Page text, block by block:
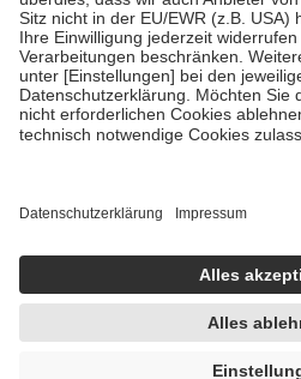
mit Ausnahme der Fahrkosten
• Untersuchungen zur Vorsorge und
GKV getragen werden
• empfohlenen Schutzimpfungen
• Harn- und Blutteststreifen
getroffen, um sicherzustellen, dass es
https://help.etrusted.com/hc/de/
Einige Bilder und Inhalte wurden